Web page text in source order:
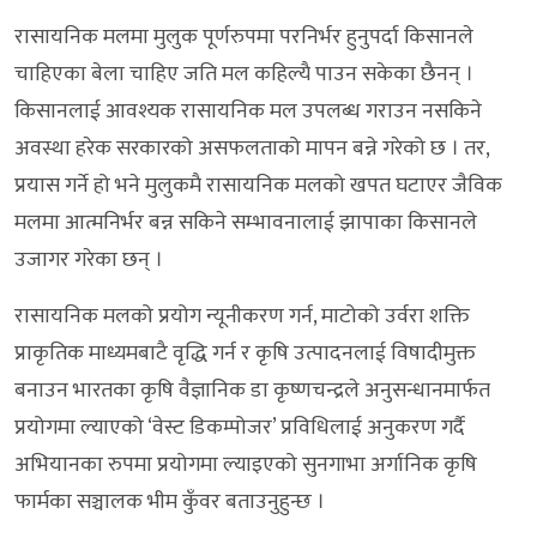
रासायनिक मलमा मुलुक पूर्णरुपमा परनिर्भर हुनुपर्दा किसानले
चाहिएका बेला चाहिए जति मल कहिल्यै पाउन सकेका छैनन् ।
किसानलाई आवश्यक रासायनिक मल उपलब्ध गराउन नसकिने
अवस्था हरेक सरकारको असफलताको मापन बन्ने गरेको छ । तर,
प्रयास गर्ने हो भने मुलुकमै रासायनिक मलको खपत घटाएर जैविक
मलमा आत्मनिर्भर बन्न सकिने सम्भावनालाई झापाका किसानले
उजागर गरेका छन् ।
रासायनिक मलको प्रयोग न्यूनीकरण गर्न, माटोको उर्वरा शक्ति
प्राकृतिक माध्यमबाटै वृद्धि गर्न र कृषि उत्पादनलाई विषादीमुक्त
बनाउन भारतका कृषि वैज्ञानिक डा कृष्णचन्द्रले अनुसन्धानमार्फत
प्रयोगमा ल्याएको ‘वेस्ट डिकम्पोजर’ प्रविधिलाई अनुकरण गर्दै
अभियानका रुपमा प्रयोगमा ल्याइएको सुनगाभा अर्गानिक कृषि
फार्मका सञ्चालक भीम कुँवर बताउनुहुन्छ ।